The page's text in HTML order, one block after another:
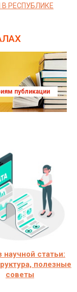
РЕСПУБЛИКЕ
публикации
научной статьи:
полезные
советы